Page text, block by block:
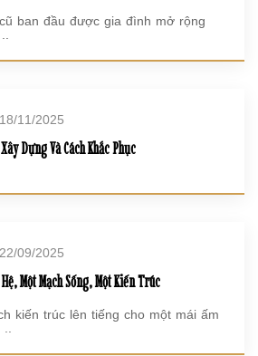
ban đầu được gia đình mở rộng
18/11/2025
Dựng Và Cách Khắc Phục
22/09/2025
Một Mạch Sống, Một Kiến Trúc
kiến trúc lên tiếng cho một mái ấm
..